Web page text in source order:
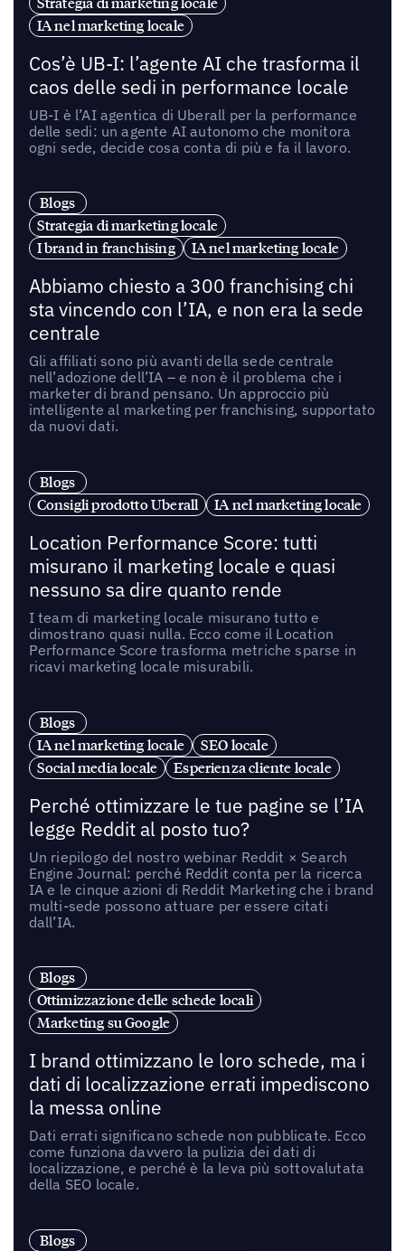
IA nel marketing locale
Cos’è UB-I: l’agente AI che trasforma il
caos delle sedi in performance locale
UB-I è l’AI agentica di Uberall per la performance
delle sedi: un agente AI autonomo che monitora
ogni sede, decide cosa conta di più e fa il lavoro.
Blogs
Strategia di marketing locale
I brand in franchising
IA nel marketing locale
Abbiamo chiesto a 300 franchising chi
sta vincendo con l’IA, e non era la sede
centrale
Gli affiliati sono più avanti della sede centrale
nell’adozione dell’IA – e non è il problema che i
marketer di brand pensano. Un approccio più
intelligente al marketing per franchising, supportato
da nuovi dati.
Blogs
Consigli prodotto Uberall
IA nel marketing locale
Location Performance Score: tutti
misurano il marketing locale e quasi
nessuno sa dire quanto rende
I team di marketing locale misurano tutto e
dimostrano quasi nulla. Ecco come il Location
Performance Score trasforma metriche sparse in
ricavi marketing locale misurabili.
Blogs
IA nel marketing locale
SEO locale
Social media locale
Esperienza cliente locale
Perché ottimizzare le tue pagine se l’IA
legge Reddit al posto tuo?
Un riepilogo del nostro webinar Reddit × Search
Engine Journal: perché Reddit conta per la ricerca
IA e le cinque azioni di Reddit Marketing che i brand
multi-sede possono attuare per essere citati
dall’IA.
Blogs
Ottimizzazione delle schede locali
Marketing su Google
I brand ottimizzano le loro schede, ma i
dati di localizzazione errati impediscono
la messa online
Dati errati significano schede non pubblicate. Ecco
come funziona davvero la pulizia dei dati di
localizzazione, e perché è la leva più sottovalutata
della SEO locale.
Blogs